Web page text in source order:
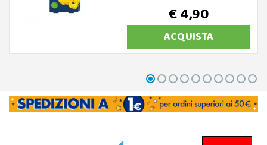
€ 4,90
ACQUISTA